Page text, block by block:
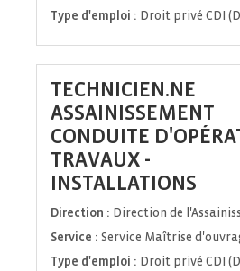
Type d'emploi : Droit privé CDI
TECHNICIEN.NE
ASSAINISSEMENT
CONDUITE
TRAVAUX -
INSTALLATIONS
Direction : Direction de
Service : Service Maîtrise
Type d'emploi : Droit privé CDI